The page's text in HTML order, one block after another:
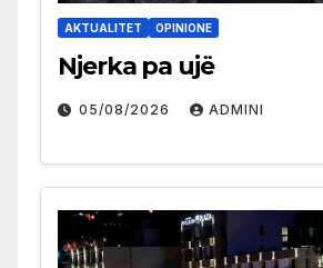
AKTUALITET OPINIONE
Njerka pa ujë
05/08/2026 ADMINI